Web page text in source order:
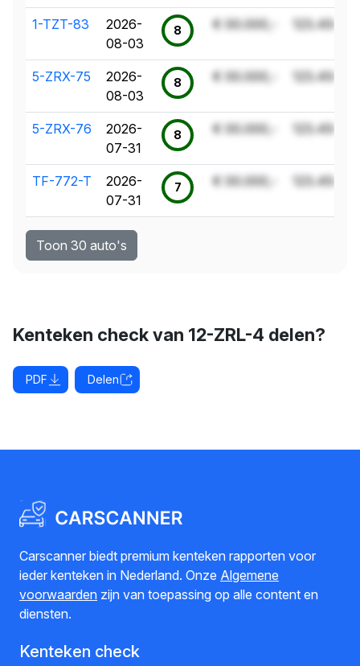
1-TZT-83
2026-
08-03
8 € 00.000,- 123.456 km
5-ZRX-75
2026-
08-03
8 € 00.000,- 123.456 km
5-ZRX-76
2026-
07-31
8 € 00.000,- 123.456 km
TF-772-T
2026-
07-31
7 € 00.000,- 123.456 km
Toon 30 auto's
Kenteken check van 12-ZRL-4 delen?
PDF Delen
Carscanner biedt premium kenteken rapporten voor
ieder kenteken in Nederland. Onze Algemene
voorwaarden zijn van toepassing op alle content en
diensten.
Kenteken check